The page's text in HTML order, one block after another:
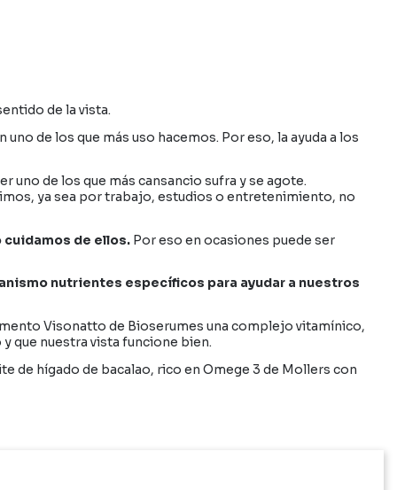
de la vista.
uno de los que más uso hacemos. Por eso, la ayuda a los
uno de los que más cansancio sufra y se agote.
ya sea por trabajo, estudios o entretenimiento, no
de ellos. Por eso en ocasiones puede ser
nutrientes específicos para ayudar a nuestros
Visonatto de Bioserumes una complejo vitamínico,
que nuestra vista funcione bien.
de hígado de bacalao, rico en Omege 3 de Mollers con